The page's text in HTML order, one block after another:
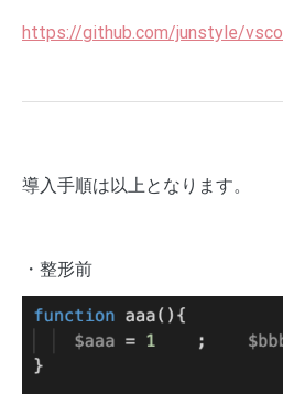
https://github.com/junstyle/
導入手順は以上となります。
・整形前